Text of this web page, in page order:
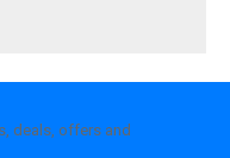
deals, offers and